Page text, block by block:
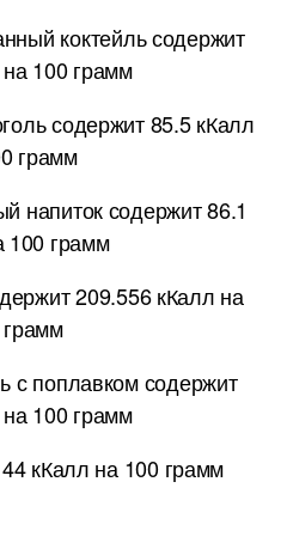
коктейль содержит
100 грамм
содержит 85.5 кКалл
грамм
напиток содержит 86.1
100 грамм
209.556 кКалл на
с поплавком содержит
100 грамм
кКалл на 100 грамм